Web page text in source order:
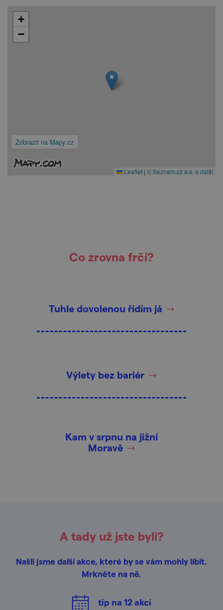
Zobrazit na Mapy.cz
+
−
Leaflet | © Seznam.cz a.s. a další
Co zrovna frčí?
Tuhle dovolenou řídím já
Výlety bez bariér
Kam v srpnu na jižní
Moravě
A tady už jste byli?
Našli jsme další akce, které by se vám mohly líbit.
Mrkněte na ně.
tip na 12akcí